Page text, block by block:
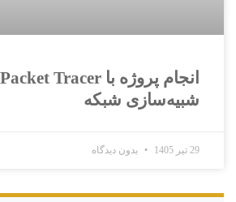
شبیه‌سازی شبکه
29 تیر 1405 بدون دیدگاه